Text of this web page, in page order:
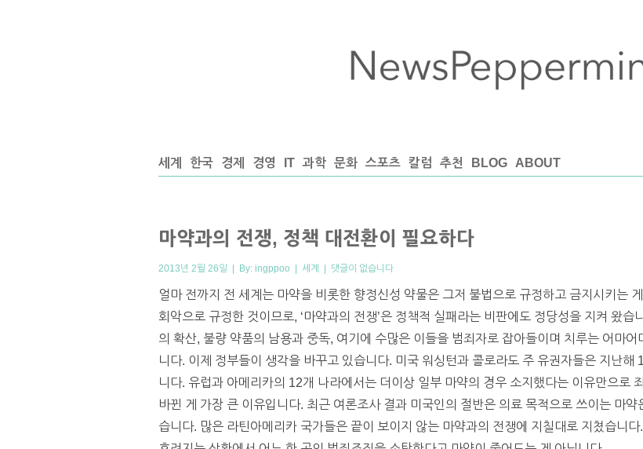
세계 한국 경제 경영 IT 과학 문화 스포츠 칼럼 추천 BLOG ABOUT
마약과의 전쟁, 정책 대전환이 필요하다
2013년 2월 26일 | By: ingppoo | 세계 | 댓글이 없습니다
얼마 전까지 전 세계는 마약을 비롯한 향정신성 약물은 그저 불법으로 규정하고 금지시키는
회악으로 규정한 것이므로, ‘마약과의 전쟁’은 정책적 실패라는 비판에도 정당성을 지켜 왔습
의 확산, 불량 약품의 남용과 중독, 여기에 수많은 이들을 범죄자로 잡아들이며 치루는 어마
니다. 이제 정부들이 생각을 바꾸고 있습니다. 미국 워싱턴과 콜로라도 주 유권자들은 지난
니다. 유럽과 아메리카의 12개 나라에서는 더이상 일부 마약의 경우 소지했다는 이유만으로
바뀐 게 가장 큰 이유입니다. 최근 여론조사 결과 미국인의 절반은 의료 목적으로 쓰이는 마
습니다. 많은 라틴아메리카 국가들은 끝이 보이지 않는 마약과의 전쟁에 지칠대로 지쳤습니